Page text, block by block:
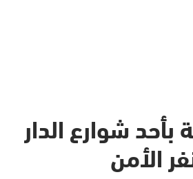
شوارع الدار
الأمن